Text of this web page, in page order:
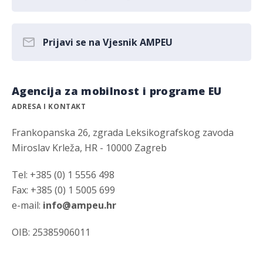
Prijavi se na Vjesnik AMPEU
Agencija za mobilnost i programe EU
ADRESA I KONTAKT
Frankopanska 26, zgrada Leksikografskog zavoda
Miroslav Krleža, HR - 10000 Zagreb
Tel: +385 (0) 1 5556 498
Fax: +385 (0) 1 5005 699
e-mail: info@ampeu.hr
OIB: 25385906011